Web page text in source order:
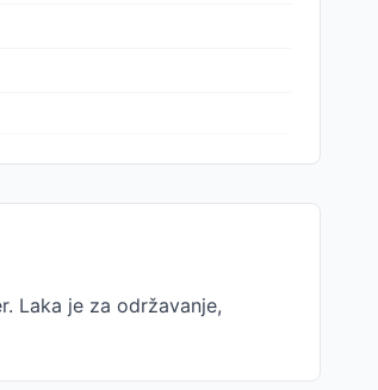
Laka je za održavanje,